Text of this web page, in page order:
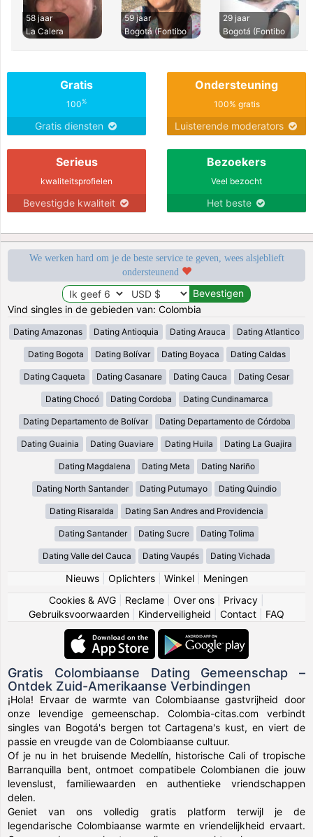
58 jaar
La Calera
59 jaar
Bogotá (Fontibo
29 jaar
Bogotá (Fontibo
Gratis
100%
Gratis diensten
Ondersteuning
100% gratis
Luisterende moderators
Serieus
kwaliteitsprofielen
Bevestigde kwaliteit
Bezoekers
Veel bezocht
Het beste
We werken hard om je de beste service te geven, wees alsjeblieft
ondersteunend
Vind singles in de gebieden van: Colombia
Dating Amazonas Dating Antioquia Dating Arauca Dating Atlantico
Dating Bogota Dating Bolívar Dating Boyaca Dating Caldas
Dating Caqueta Dating Casanare Dating Cauca Dating Cesar
Dating Chocó Dating Cordoba Dating Cundinamarca
Dating Departamento de Bolívar Dating Departamento de Córdoba
Dating Guainia Dating Guaviare Dating Huila Dating La Guajira
Dating Magdalena Dating Meta Dating Nariño
Dating North Santander Dating Putumayo Dating Quindio
Dating Risaralda Dating San Andres and Providencia
Dating Santander Dating Sucre Dating Tolima
Dating Valle del Cauca Dating Vaupés Dating Vichada
Nieuws| Oplichters| Winkel| Meningen
Cookies & AVG
Reclame Over ons Privacy
Gebruiksvoorwaarden
Kinderveiligheid Contact FAQ
Gratis Colombiaanse Dating Gemeenschap –
Ontdek Zuid-Amerikaanse Verbindingen
¡Hola! Ervaar de warmte van Colombiaanse gastvrijheid door
onze levendige gemeenschap. Colombia-citas.com verbindt
singles van Bogotá's bergen tot Cartagena's kust, en viert de
passie en vreugde van de Colombiaanse cultuur.
Of je nu in het bruisende Medellín, historische Cali of tropische
Barranquilla bent, ontmoet compatibele Colombianen die jouw
levenslust, familiewaarden en authentieke vriendschappen
delen.
Geniet van ons volledig gratis platform terwijl je de
legendarische Colombiaanse warmte en vriendelijkheid ervaart.